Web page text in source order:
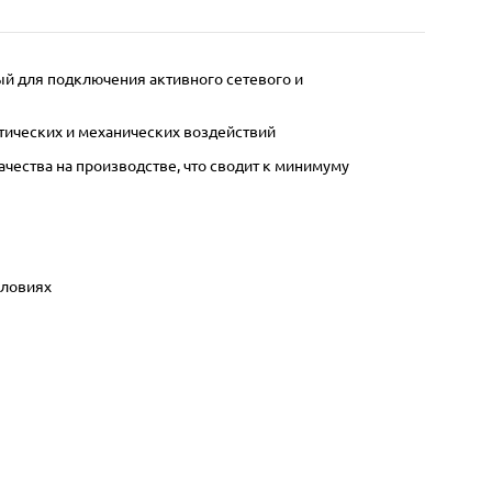
для подключения активного сетевого и
и механических воздействий
на производстве, что сводит к минимуму